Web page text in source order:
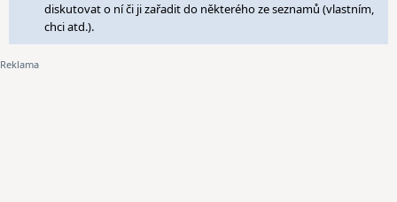
diskutovat o ní či ji zařadit do některého ze seznamů (vlastním,
chci atd.).